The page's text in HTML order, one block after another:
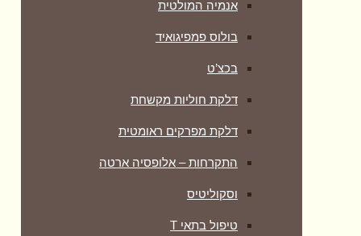
אנמיה המולטית
בולוס פמפיגואיד
בכצ’ט
דלקת חוליות מקשחת
דלקת מפרקים ראומטית
התקרחות – אלופסיה ארטה
וסקוליטיס
טיפול בתאי T